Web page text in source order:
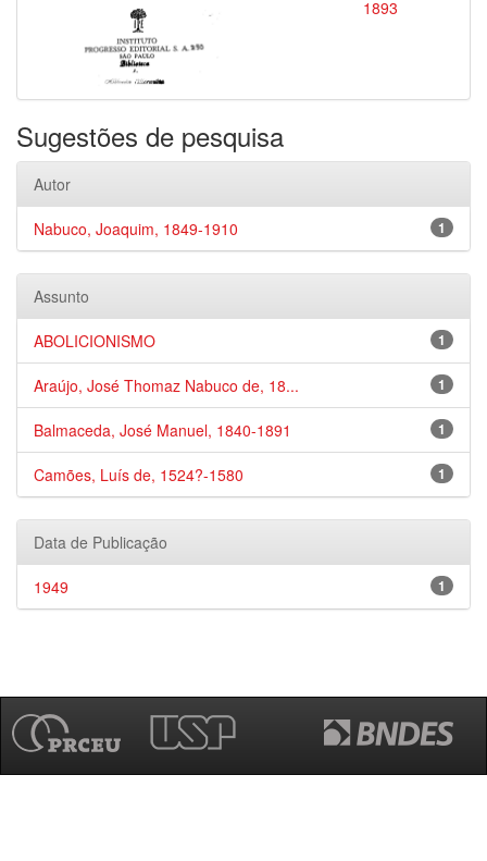
1893
Sugestões de pesquisa
Autor
1
Nabuco, Joaquim, 1849-1910
Assunto
1
ABOLICIONISMO
1
Araújo, José Thomaz Nabuco de, 18...
1
Balmaceda, José Manuel, 1840-1891
1
Camões, Luís de, 1524?-1580
Data de Publicação
1
1949